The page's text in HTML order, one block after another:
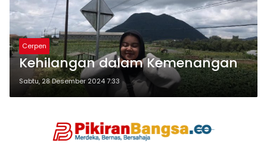
Cerpen
Kehilangan dalam Kemenangan
Sabtu, 28 Desember 2024 7:33